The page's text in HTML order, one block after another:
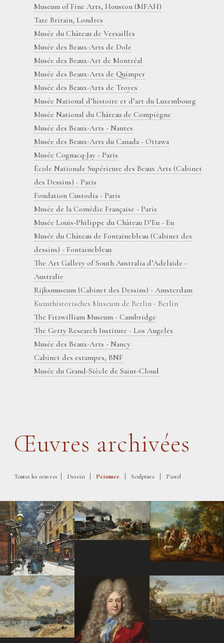
Museum of Fine Arts, Houston (MFAH)
Tate Britain, Londres
Musée du Château de Versailles
Musée des Beaux-Arts de Dole
Musée des Beaux-Art de Montréal
Musée des Beaux-Arts de Quimper
Musée des Beaux-Arts de Troyes
Musée National d’histoire et d’art du Luxembourg
Musée National du Château de Compiègne
Musée des Beaux-Arts - Nantes
Musée des Beaux-Arts du Canada - Ottawa
Musée Cognacq-Jay - Paris
École Nationale Supérieure des Beaux Arts (Cabinet
des Dessins) - Paris
Fondation Custodia - Paris
Musée de la Comédie Française - Paris
Musée Louis-Philippe du Château D’Eu - Eu
Musée du Château de Fontainebleau (Cabinet des
dessins) - Fontainebleau
The Art Gallery of South Australia d’Adelaïde -
Australie
Rijksmuseum (Cabinet des Dessins) - Amsterdam
Kunsthistorisches Museum de Berlin - Berlin
The Fitzwilliam Museum - Cambridge
The Getty Research Institute - Los Angeles
Musée des Beaux-Arts - Nancy
Cabinet des estampes, BNF
Musée du Grand-Siècle de Saint-Cloud
Œuvres archivées
Toutes les œuvres | Dessin | Peinture | Sculpture | Pastel